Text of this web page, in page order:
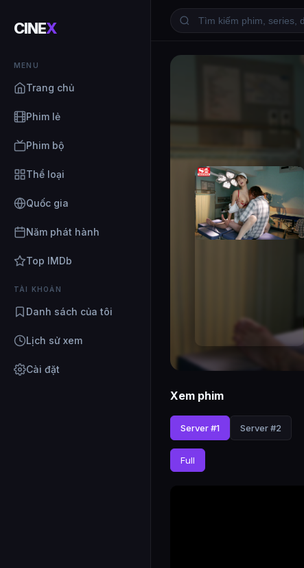
CINEX
MENU
Trang chủ
Phim lẻ
Phim bộ
Thể loại
Quốc gia
Năm phát hành
Top IMDb
TÀI KHOẢN
Danh sách của tôi
Lịch sử xem
Cài đặt
Xem phim
Server #1 Server #2
Full